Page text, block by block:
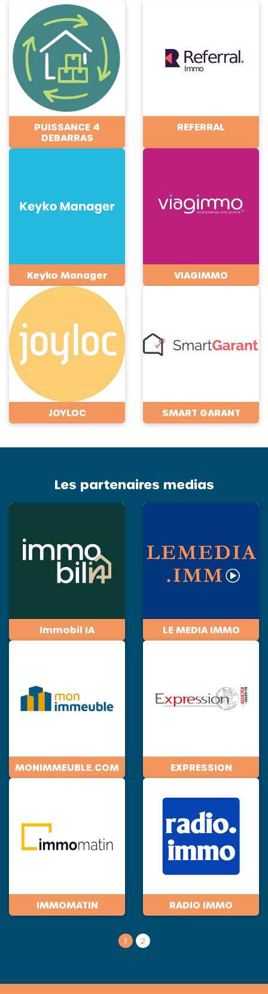
PUISSANCE 4
DEBARRAS
REFERRAL
Keyko Manager VIAGIMMO
JOYLOC SMART GARANT
Les partenaires medias
Immobil IA LE MEDIA IMMO
MONIMMEUBLE.COM EXPRESSION
IMMOMATIN RADIO IMMO
1 2